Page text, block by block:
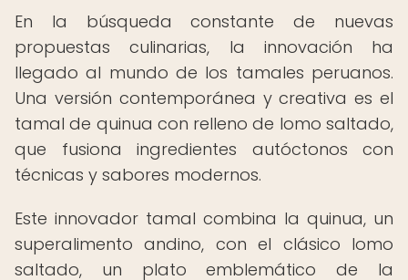
En la búsqueda constante de nuevas
propuestas culinarias, la innovación ha
llegado al mundo de los tamales peruanos.
Una versión contemporánea y creativa es el
tamal de quinua con relleno de lomo saltado,
que fusiona ingredientes autóctonos con
técnicas y sabores modernos.
Este innovador tamal combina la quinua, un
superalimento andino, con el clásico lomo
saltado, un plato emblemático de la